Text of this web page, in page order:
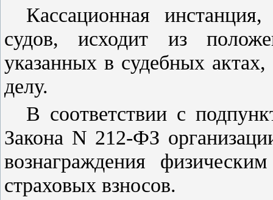
Кассационная
судов, исходит из
указанных в судебных
делу.
В соответствии с
Закона N 212-ФЗ
вознаграждения
страховых взносов.